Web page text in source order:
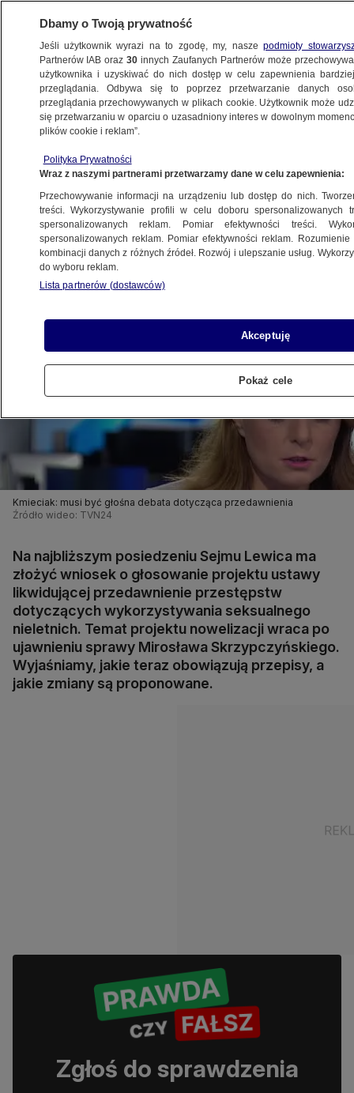
KONKRET24
POLSKA
a przedawnienie czynów pedofilskich. Stan
prawny i projekt zmian
25.11.2022, 14:54
Udostępnij
Kmieciak: musi być głośna debata dotycząca przedawnienia
Źródło wideo: TVN24
Na najbliższym posiedzeniu Sejmu Lewica ma
złożyć wniosek o głosowanie projektu ustawy
likwidującej przedawnienie przestępstw
dotyczących wykorzystywania seksualnego
nieletnich. Temat projektu nowelizacji wraca po
ujawnieniu sprawy Mirosława Skrzypczyńskiego.
Wyjaśniamy, jakie teraz obowiązują przepisy, a
jakie zmiany są proponowane.
Zgłoś do sprawdzenia
Dbamy o Twoją prywatność
Jeśli użytkownik wyrazi na to zgodę, my, naszepodmioty
Partnerów IAB oraz30 innych Zaufanych Partnerów może
użytkownika i uzyskiwać do nich dostęp w celu zapewnienia
przeglądania. Odbywa się to poprzez przetwarzanie danych
przeglądania przechowywanych w plikach cookie. Użytkownik może
się przetwarzaniu w oparciu o uzasadniony interes w dowolnym
plików cookie i reklam”.
Polityka Prywatności
Wraz z naszymi partnerami przetwarzamy dane w celu zapewnienia:
Przechowywanie informacji na urządzeniu lub dostęp do nich.
treści. Wykorzystywanie profili w celu doboru spersonalizowanych
spersonalizowanych reklam. Pomiar efektywności treści.
spersonalizowanych reklam. Pomiar efektywności reklam.
kombinacji danych z różnych źródeł. Rozwój i ulepszanie usług.
do wyboru reklam.
Lista partnerów (dostawców)
Akceptuję
Pokaż cele